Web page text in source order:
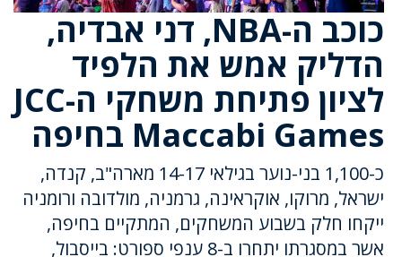
כוכב ה-NBA, דני אבדיה,
הדליק אמש את הלפיד
לציון פתיחת משחקי ה-JCC
Maccabi Games בחיפה
כ-1,100 בני-נוער בגילאי 14-17 מארה"ב, קנדה,
ישראל, מרוקו, אוקראינה, גרמניה, מולדובה ורומניה
ייקחו חלק בשבוע המשחקים, המתקיים בחיפה,
אשר במסגרתו יתחרו ב-8 ענפי ספורט: בייסבול,